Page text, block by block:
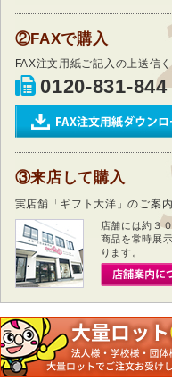
②FAXで購入
FAX注文用紙ご記入の上送信
0120-831-844
③来店して購入
実店舗「ギフト大洋」のご案内
店舗には約３
商品を常時展
ります。